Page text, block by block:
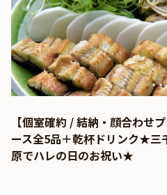
【個室確約 / 結納・顔合わせ
ース全5品＋乾杯ドリンク★三
原でハレの日のお祝い★